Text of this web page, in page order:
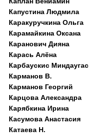
Капустина Людмила
Каракуручкина Ольга
Карамайкина Оксана
Каранович Дияна
Карась Алёна
Карбаускис Миндаугас
Карманов В.
Карманов Георгий
Карцова Александра
Карябкина Ирина
Касумова Анастасия
Катаева Н.